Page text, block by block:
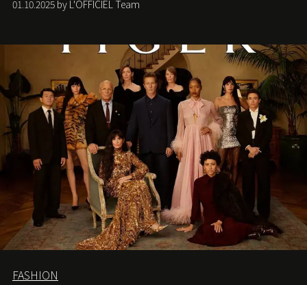
01.10.2025 by L'OFFICIEL Team
FASHION